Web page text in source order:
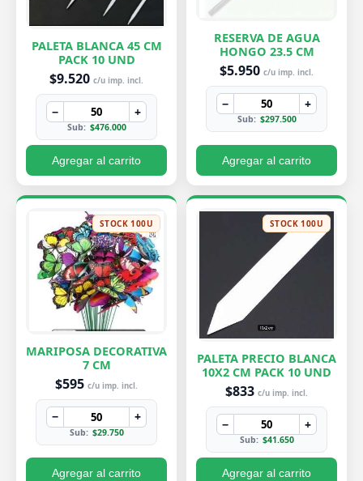
PALETA BLANCA 45 CM
PACK 10 UND
$9.520 c/u imp. incl.
− +
Sub: $476.000
Agregar al carrito
RESERVA DE AGUA
HONGO 23.5 CM
$5.950 c/u imp. incl.
− +
Sub: $297.500
Agregar al carrito
STOCK 100U
MARIPOSA DECORATIVA
7 CM
$595 c/u imp. incl.
− +
Sub: $29.750
Agregar al carrito
STOCK 100U
PALETA PRECIO BLANCA
10X2 CM PACK 10 UND
$833 c/u imp. incl.
− +
Sub: $41.650
Agregar al carrito